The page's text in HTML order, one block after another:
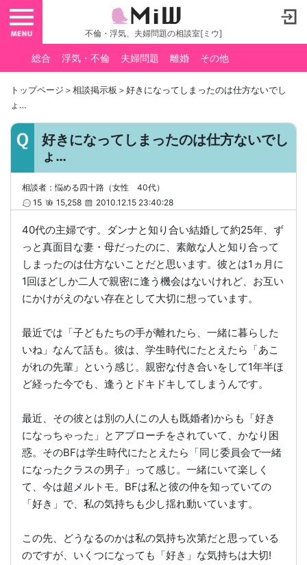
toggle navigation
不倫・浮気、夫婦問題の相談室[ミウ]
総合 浮気・不倫 夫婦問題 離婚 その他
トップページ ＞相談掲示板 ＞好きになってしまったのは仕方ないでし
ょ…
好きになってしまったのは仕方ないでし
ょ…
相談者：悩める四十路（女性 40代）
15
15,258 2010.12.15 23:40:28
40代の主婦です。ダンナと知り合い結婚して約25年、ず
っと真面目な妻・母だったのに、素敵な人と知り合って
しまったのは仕方ないことだと思います。彼とは1ヵ月に
1回ほどしか二人で親密に逢う機会はないけれど、お互い
にかけがえのない存在として大切に想っています。
最近では「子どもたちの手が離れたら、一緒に暮らした
いね」なんて話も。彼は、学生時代にたとえたら「あこ
がれの先輩」という感じ。親密な付き合いをして1年半ほ
ど経った今でも、逢うとドキドキしてしまうんです。
最近、その彼とは別の人(この人も既婚者)からも「好き
になっちゃった」とアプローチをされていて、かなり困
惑。そのBFは学生時代にたとえたら「同じ委員会で一緒
になったクラスの男子」って感じ。一緒にいて楽しく
て、今は超メルトモ。BFは私と彼の仲を知っていての
「好き」で、私の気持ちも少し揺れ動いています。
この先、どうなるのかは私の気持ち次第だと思っている
のですが、いくつになっても「好き」な気持ちは大切!